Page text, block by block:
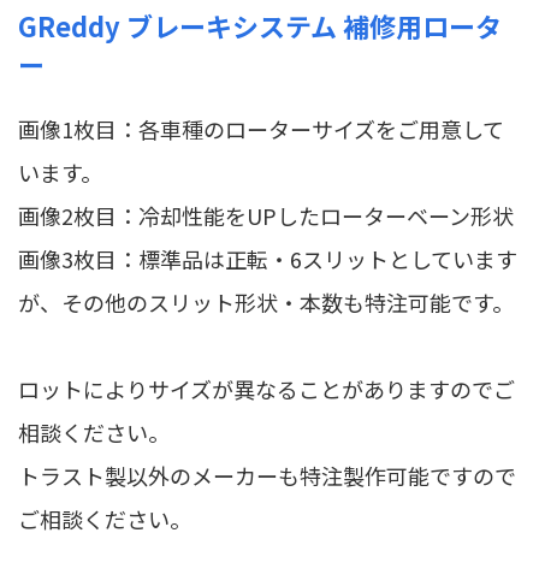
GReddy ブレーキシステム 補修用ロータ
ー
画像1枚目：各車種のローターサイズをご用意して
います。
画像2枚目：冷却性能をUPしたローターベーン形状
画像3枚目：標準品は正転・6スリットとしています
が、その他のスリット形状・本数も特注可能です。
ロットによりサイズが異なることがありますのでご
相談ください。
トラスト製以外のメーカーも特注製作可能ですので
ご相談ください。